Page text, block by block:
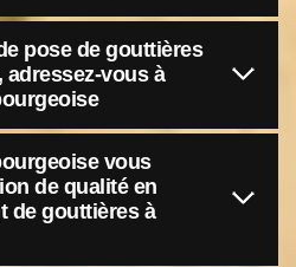
pose de gouttières
adressez-vous à
vous
de qualité en
de gouttières à